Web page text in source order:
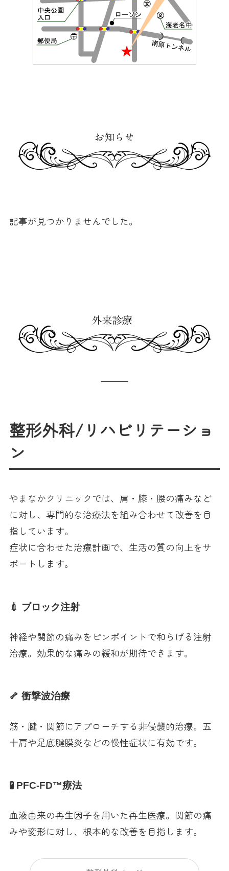
記事が見つかりませんでした。
整形外科/リハビリテーショ
ン
やまなかクリニックでは、肩・膝・腰の痛みなど
に対し、専門的な治療法を組み合わせて改善を目
指しています。
症状に合わせた治療計画で、生活の質の向上をサ
ポートします。
💉 ブロック注射
神経や関節の痛みをピンポイントで和らげる注射
治療。効果的な痛みの緩和が期待できます。
🦴 衝撃波治療
筋・腱・関節にアプローチする非侵襲的治療。五
十肩や足底腱膜炎などの慢性症状に有効です。
🧪 PFC-FD™療法
血液由来の再生因子を用いた再生医療。関節の痛
みや変形に対し、根本的な改善を目指します。